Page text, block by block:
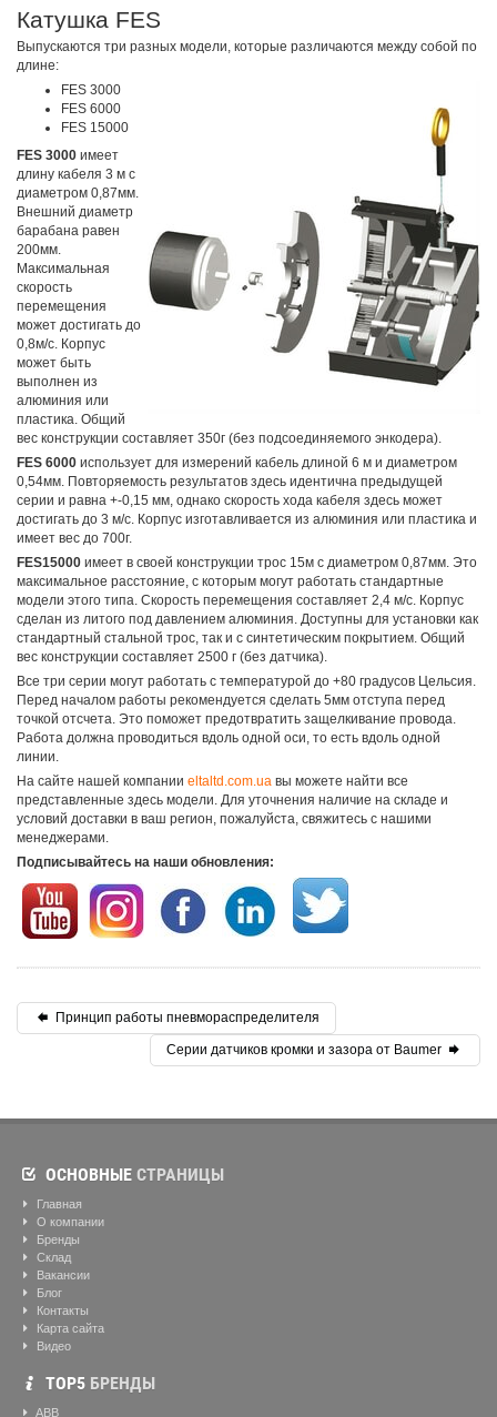
Катушка FES
Выпускаются три разных модели, которые различаются между собой по
длине:
FES 3000
FES 6000
FES 15000
FES 3000 имеет
длину кабеля 3 м с
диаметром 0,87мм.
Внешний диаметр
барабана равен
200мм.
Максимальная
скорость
перемещения
может достигать до
0,8м/с. Корпус
может быть
выполнен из
алюминия или
пластика. Общий
вес конструкции составляет 350г (без подсоединяемого энкодера).
FES 6000 использует для измерений кабель длиной 6 м и диаметром
0,54мм. Повторяемость результатов здесь идентична предыдущей
серии и равна +-0,15 мм, однако скорость хода кабеля здесь может
достигать до 3 м/с. Корпус изготавливается из алюминия или пластика и
имеет вес до 700г.
FES15000 имеет в своей конструкции трос 15м с диаметром 0,87мм. Это
максимальное расстояние, с которым могут работать стандартные
модели этого типа. Скорость перемещения составляет 2,4 м/с. Корпус
сделан из литого под давлением алюминия. Доступны для установки как
стандартный стальной трос, так и с синтетическим покрытием. Общий
вес конструкции составляет 2500 г (без датчика).
Все три серии могут работать с температурой до +80 градусов Цельсия.
Перед началом работы рекомендуется сделать 5мм отступа перед
точкой отсчета. Это поможет предотвратить защелкивание провода.
Работа должна проводиться вдоль одной оси, то есть вдоль одной
линии.
На сайте нашей компании eltaltd.com.ua вы можете найти все
представленные здесь модели. Для уточнения наличие на складе и
условий доставки в ваш регион, пожалуйста, свяжитесь с нашими
менеджерами.
Подписывайтесь на наши обновления:
Принцип работы пневмораспределителя
Серии датчиков кромки и зазора от Baumer
ОСНОВНЫЕ СТРАНИЦЫ
Главная
О компании
Бренды
Склад
Вакансии
Блог
Контакты
Карта сайта
Видео
ТОР5 БРЕНДЫ
ABB